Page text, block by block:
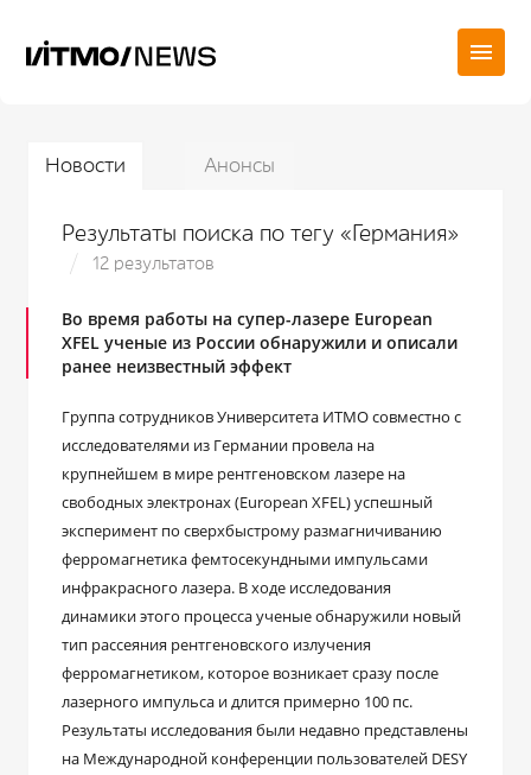
Новости Анонсы
Результаты поиска по тегу «Германия»
12 результатов
Во время работы на супер-лазере European
XFEL ученые из России обнаружили и описали
ранее неизвестный эффект
Группа сотрудников Университета ИТМО совместно с
исследователями из Германии провела на
крупнейшем в мире рентгеновском лазере на
свободных электронах (European XFEL) успешный
эксперимент по сверхбыстрому размагничиванию
ферромагнетика фемтосекундными импульсами
инфракрасного лазера. В ходе исследования
динамики этого процесса ученые обнаружили новый
тип рассеяния рентгеновского излучения
ферромагнетиком, которое возникает сразу после
лазерного импульса и длится примерно 100 пс.
Результаты исследования были недавно представлены
на Международной конференции пользователей DESY